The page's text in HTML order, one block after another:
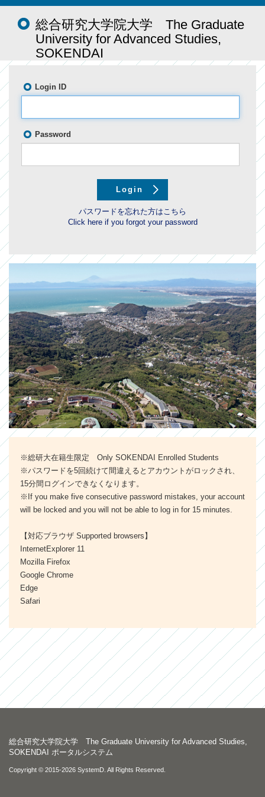
総合研究大学院大学 The Graduate
University for Advanced Studies,
SOKENDAI
Login ID
Password
パスワードを忘れた方はこちら
Click here if you forgot your password
※総研大在籍生限定 Only SOKENDAI Enrolled Students
※パスワードを5回続けて間違えるとアカウントがロックされ、
15分間ログインできなくなります。
※If you make five consecutive password mistakes, your account
will be locked and you will not be able to log in for 15 minutes.
【対応ブラウザ Supported browsers】
InternetExplorer 11
Mozilla Firefox
Google Chrome
Edge
Safari
総合研究大学院大学 The Graduate University for Advanced Studies,
SOKENDAI ポータルシステム
Copyright © 2015-2026 SystemD. All Rights Reserved.